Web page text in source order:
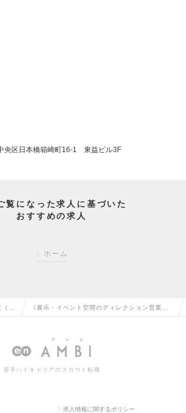
区日本橋箱崎町16-1 東益ビル3F
覧になった求人に基づいた
おすすめの求人
ホーム
法 《展示・イベント空間のディレクション営業》
ョンを手掛ける◎の求人情報
若手ハイキャリアのスカウト転職
求人情報に関するポリシー